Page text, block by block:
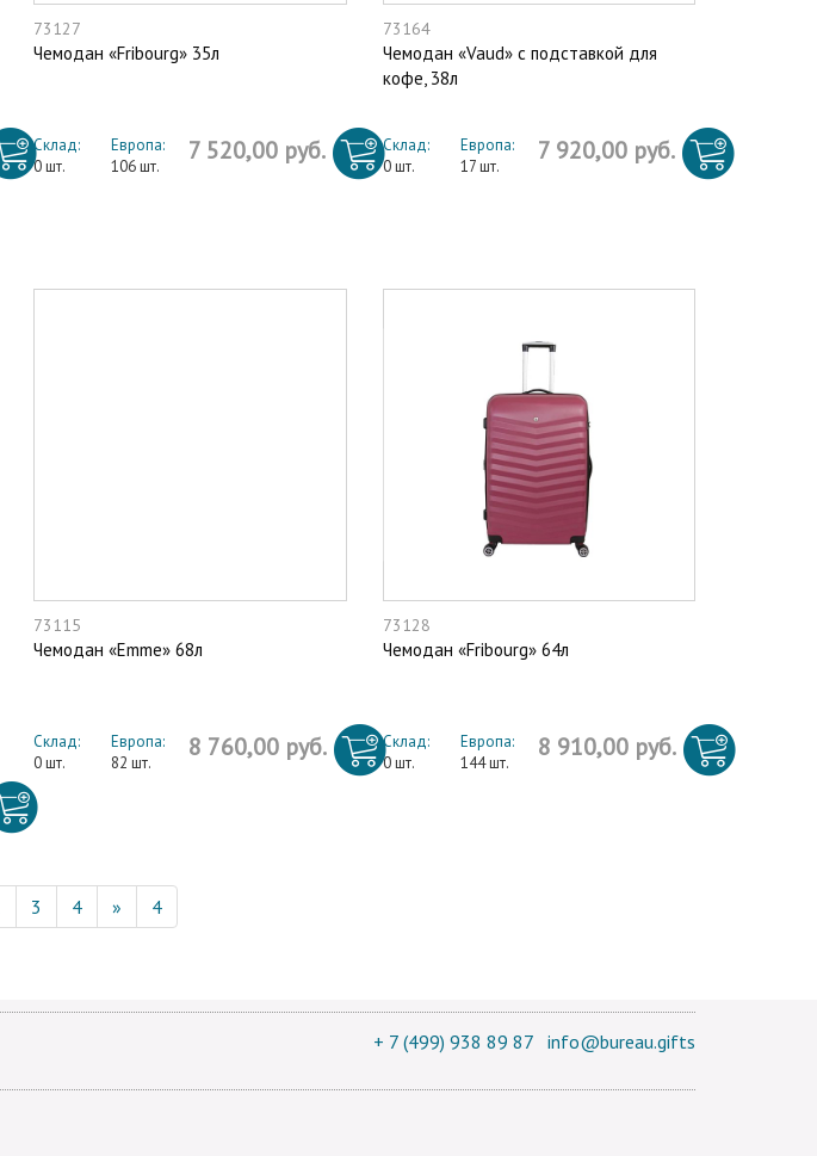
73127
Чемодан «Fribourg» 35л
Склад:
0 шт.
Европа:
106 шт.
7 520,00 руб.
73164
Чемодан «Vaud» с подставкой для
кофе, 38л
Склад:
0 шт.
Европа:
17 шт.
7 920,00 руб.
73115
Чемодан «Emme» 68л
Склад:
0 шт.
Европа:
82 шт.
8 760,00 руб.
73128
Чемодан «Fribourg» 64л
Склад:
0 шт.
Европа:
144 шт.
8 910,00 руб.
3 4 » 4
+ 7 (499) 938 89 87 info@bureau.gifts